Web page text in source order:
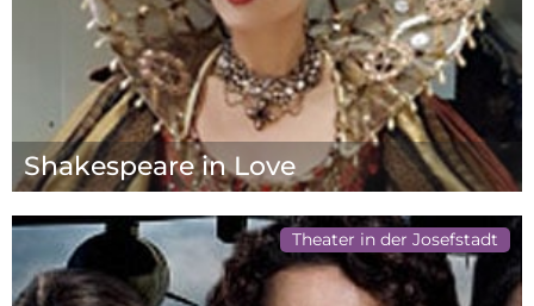
Shakespeare in Love
Theater in der Josefstadt